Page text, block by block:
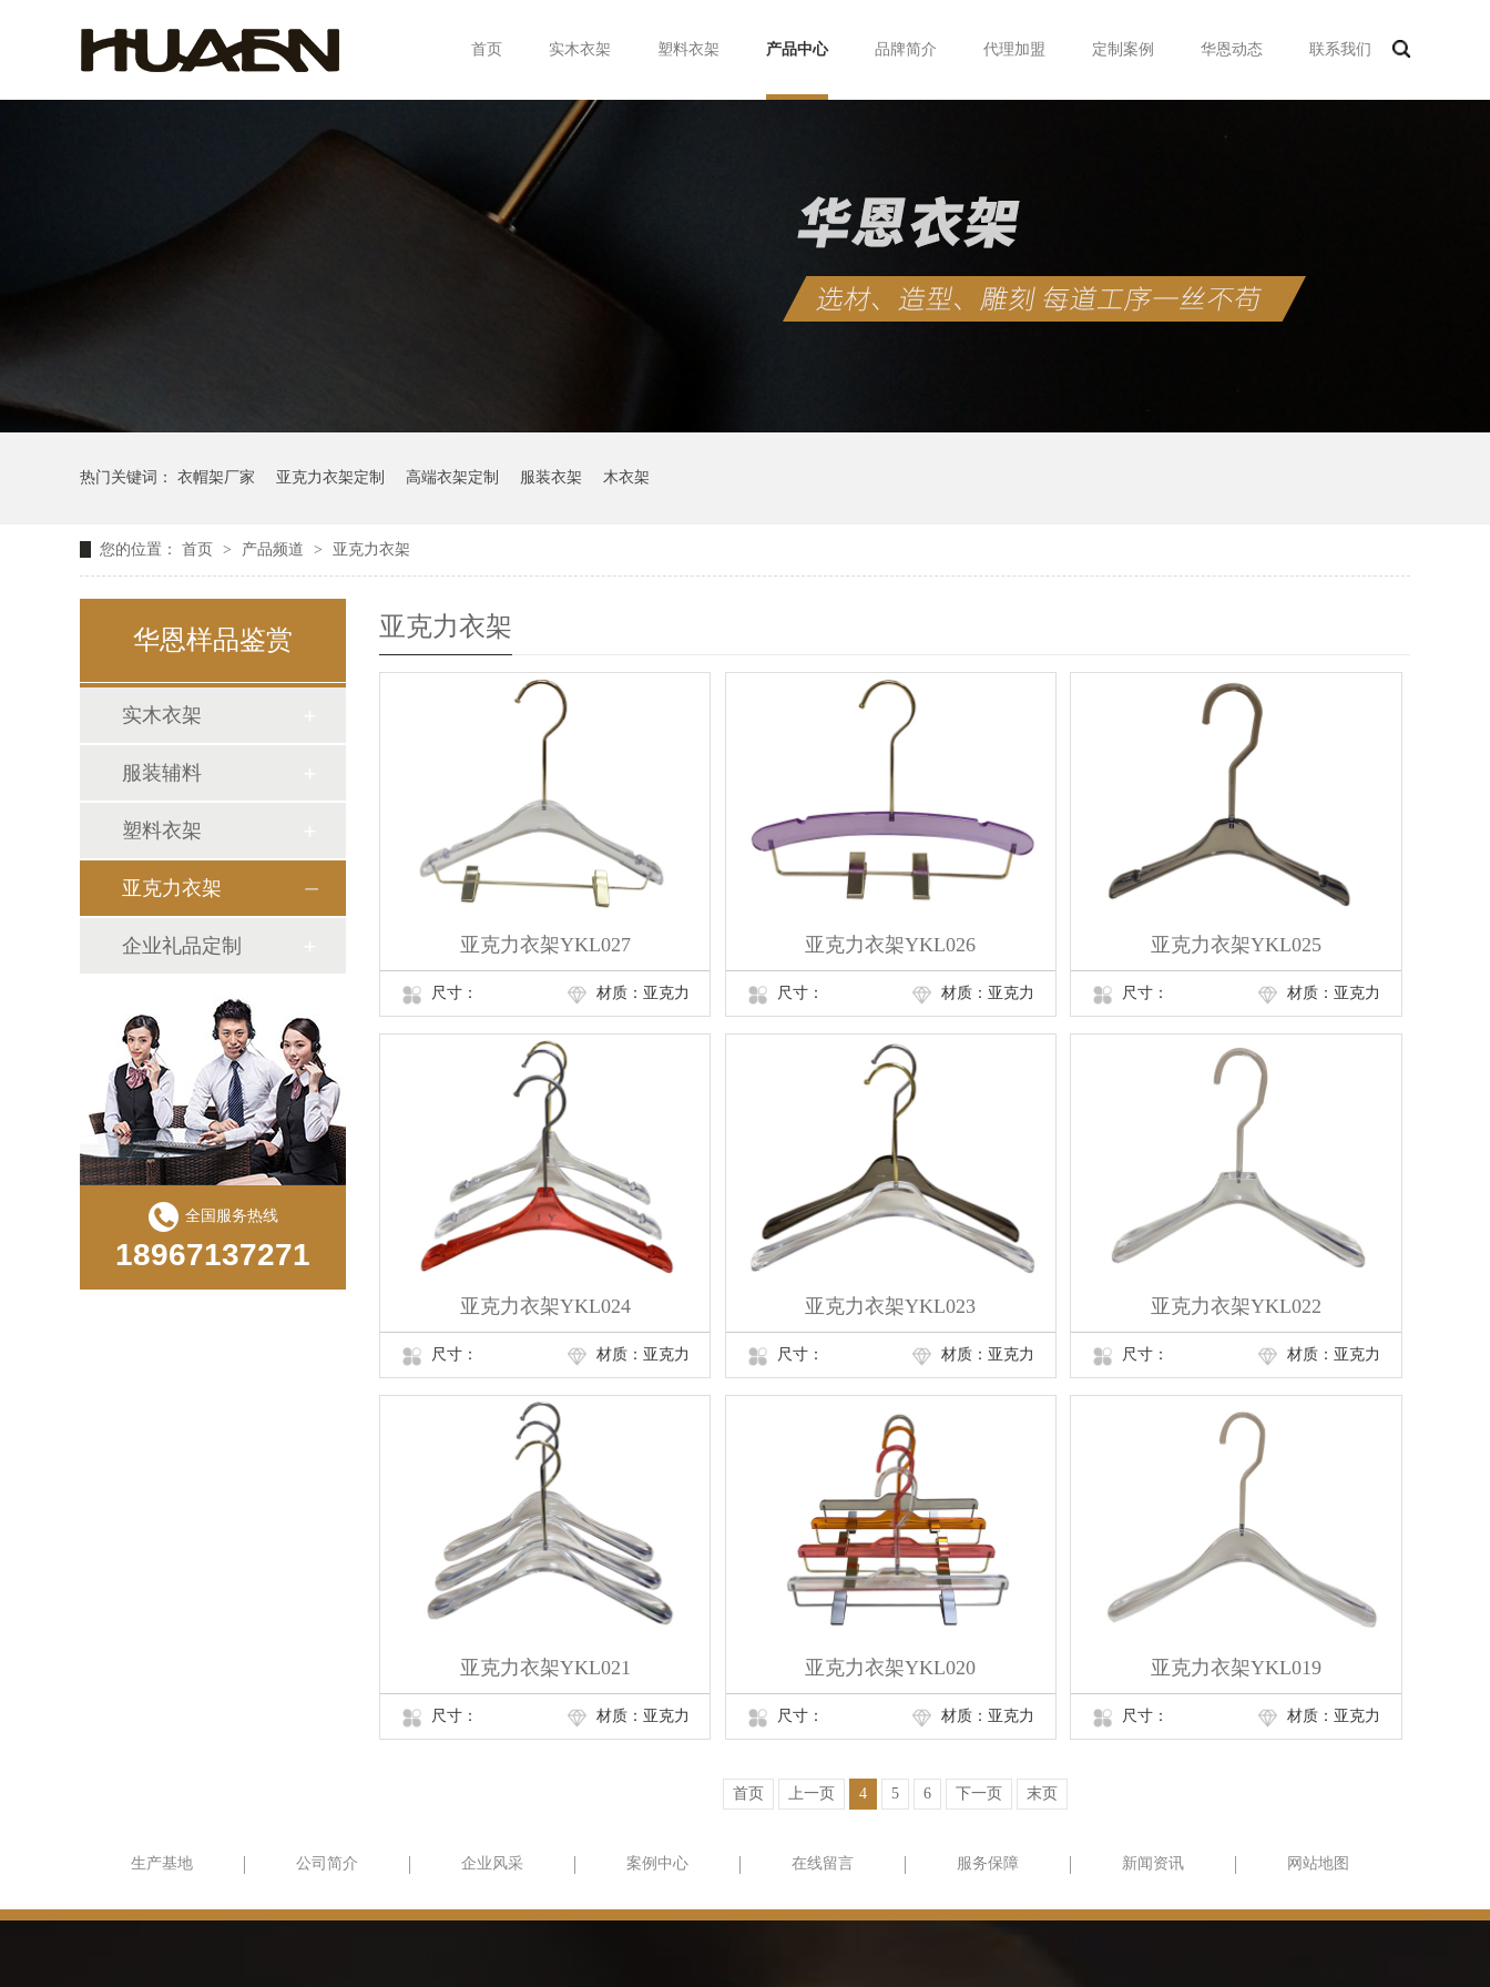
首页 实木衣架 塑料衣架 产品中心 品牌简介 代理加盟 定制案例 华恩动态 联系我们
热门关键词： 衣帽架厂家 亚克力衣架定制 高端衣架定制 服装衣架 木衣架
您的位置： 首页 > 产品频道 > 亚克力衣架
华恩样品鉴赏
实木衣架
服装辅料
塑料衣架
亚克力衣架
企业礼品定制
全国服务热线
18967137271
亚克力衣架
亚克力衣架YKL027
尺寸： 材质：亚克力
亚克力衣架YKL026
尺寸： 材质：亚克力
亚克力衣架YKL025
尺寸： 材质：亚克力
亚克力衣架YKL024
尺寸： 材质：亚克力
亚克力衣架YKL023
尺寸： 材质：亚克力
亚克力衣架YKL022
尺寸： 材质：亚克力
亚克力衣架YKL021
尺寸： 材质：亚克力
亚克力衣架YKL020
尺寸： 材质：亚克力
亚克力衣架YKL019
尺寸： 材质：亚克力
首页 上一页 4 5 6 下一页 末页
生产基地 公司简介 企业风采 案例中心 在线留言 服务保障 新闻资讯 网站地图